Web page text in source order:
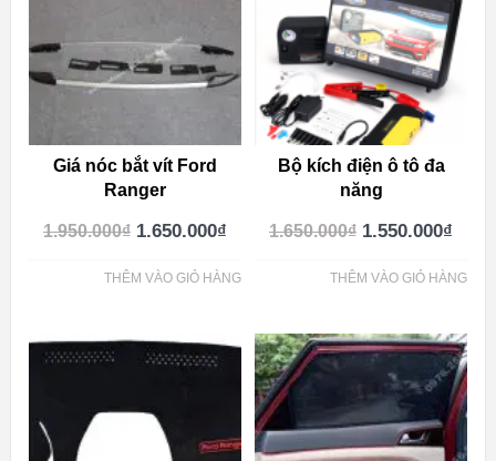
Giá nóc bắt vít Ford
Ranger
1.950.000₫ 1.650.000₫
THÊM VÀO GIỎ HÀNG
Bộ kích điện ô tô đa
năng
1.650.000₫ 1.550.000₫
THÊM VÀO GIỎ HÀNG